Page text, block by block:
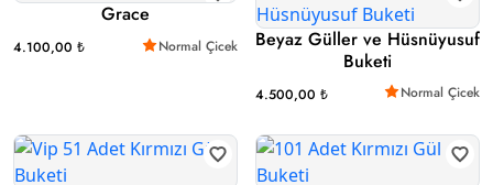
Grace
4.100,00 ₺ Normal Çicek
Beyaz Güller ve Hüsnüyusuf
Buketi
4.500,00 ₺ Normal Çicek